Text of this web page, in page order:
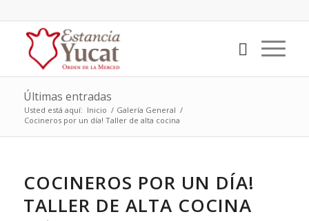
Últimas entradas
Usted está aquí: Inicio / Galería General /
Cocineros por un día! Taller de alta cocina
COCINEROS POR UN DÍA!
TALLER DE ALTA COCINA